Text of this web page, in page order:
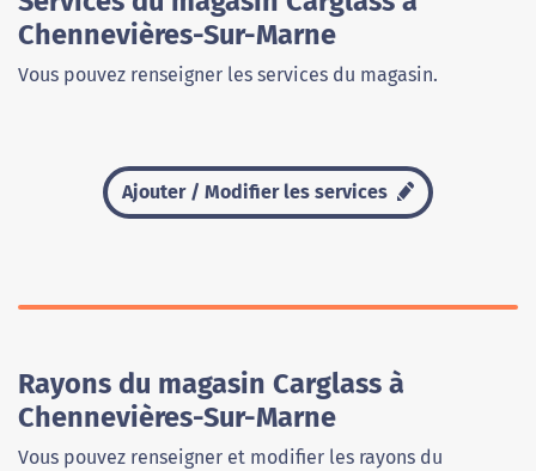
Chennevières-Sur-Marne
Vous pouvez renseigner les services du magasin.
Ajouter / Modifier les services
Rayons du magasin Carglass à
Chennevières-Sur-Marne
Vous pouvez renseigner et modifier les rayons du